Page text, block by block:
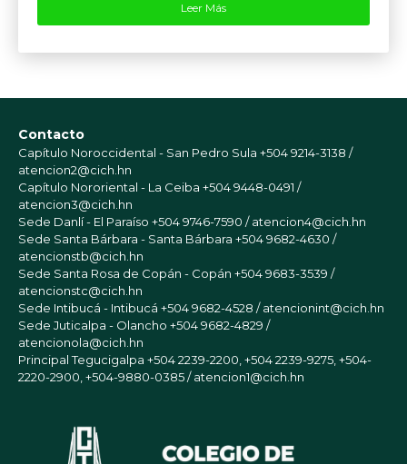
Leer Más
Contacto
Capítulo Noroccidental - San Pedro Sula +504 9214-3138 /
atencion2@cich.hn
Capítulo Nororiental - La Ceiba +504 9448-0491 /
atencion3@cich.hn
Sede Danlí - El Paraíso +504 9746-7590 / atencion4@cich.hn
Sede Santa Bárbara - Santa Bárbara +504 9682-4630 /
atencionstb@cich.hn
Sede Santa Rosa de Copán - Copán +504 9683-3539 /
atencionstc@cich.hn
Sede Intibucá - Intibucá +504 9682-4528 / atencionint@cich.hn
Sede Juticalpa - Olancho +504 9682-4829 /
atencionola@cich.hn
Principal Tegucigalpa +504 2239-2200, +504 2239-9275, +504-
2220-2900, +504-9880-0385 / atencion1@cich.hn